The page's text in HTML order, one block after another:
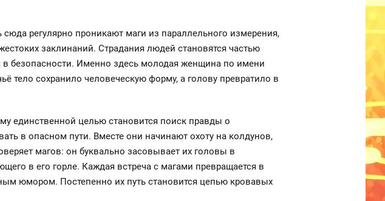
регулярно проникают маги из параллельного измерения,
заклинаний. Страдания людей становятся частью
безопасности. Именно здесь молодая женщина по имени
тело сохранило человеческую форму, а голову превратило в
единственной целью становится поиск правды о
в опасном пути. Вместе они начинают охоту на колдунов,
магов: он буквально засовывает их головы в
в его горле. Каждая встреча с магами превращается в
юмором. Постепенно их путь становится цепью кровавых